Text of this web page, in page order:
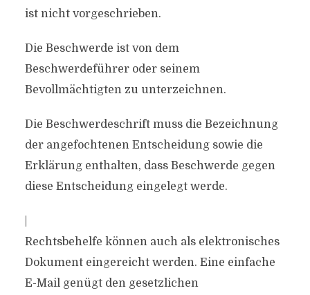
ist nicht vorgeschrieben.
Die Beschwerde ist von dem
Beschwerdeführer oder seinem
Bevollmächtigten zu unterzeichnen.
Die Beschwerdeschrift muss die Bezeichnung
der angefochtenen Entscheidung sowie die
Erklärung enthalten, dass Beschwerde gegen
diese Entscheidung eingelegt werde.
Rechtsbehelfe können auch als elektronisches
Dokument eingereicht werden. Eine einfache
E-Mail genügt den gesetzlichen